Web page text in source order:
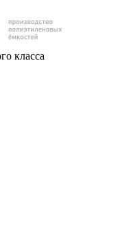
класса